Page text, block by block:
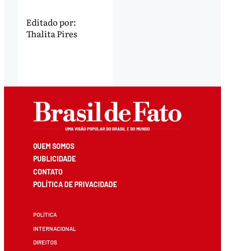
Editado por:
Thalita Pires
QUEM SOMOS
PUBLICIDADE
CONTATO
POLÍTICA DE PRIVACIDADE
POLÍTICA
INTERNACIONAL
DIREITOS